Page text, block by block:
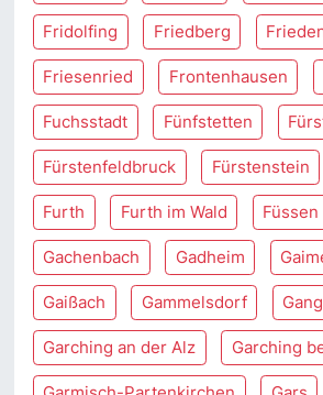
Fridolfing Friedberg
Friesenried Frontenhausen
Fuchsstadt Fünfstetten
Fürstenfeldbruck Fürstenstein
Furth Furth im Wald Füssen
Gachenbach Gadheim
Gaißach Gammelsdorf
Garching an der Alz Garching